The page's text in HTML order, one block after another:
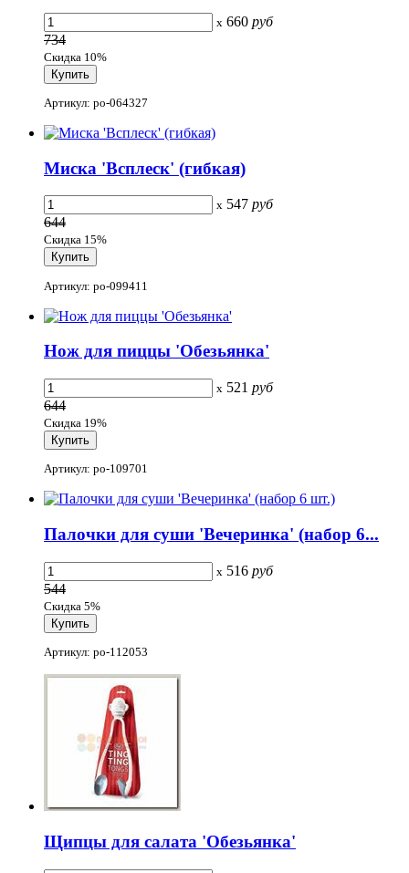
x 660 руб
734
Скидка 10%
Артикул: po-064327
Миска 'Всплеск' (гибкая)
x 547 руб
644
Скидка 15%
Артикул: po-099411
Нож для пиццы 'Обезьянка'
x 521 руб
644
Скидка 19%
Артикул: po-109701
Палочки для суши 'Вечеринка' (набор 6...
x 516 руб
544
Скидка 5%
Артикул: po-112053
Щипцы для салата 'Обезьянка'